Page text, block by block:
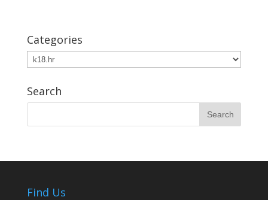
Categories
Categories
Search
Find Us